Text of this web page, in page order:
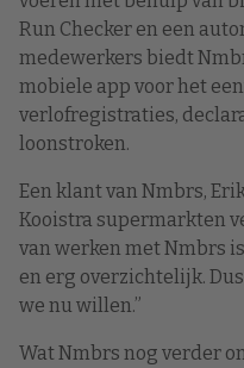
Run Checker en een
medewerkers biedt
mobiele app voor het
verlofregistraties,
loonstroken.
Een klant van Nmbrs,
Kooistra supermarkten
van werken met Nmbrs
en erg overzichtelijk.
we nu willen.”
Wat Nmbrs nog verder